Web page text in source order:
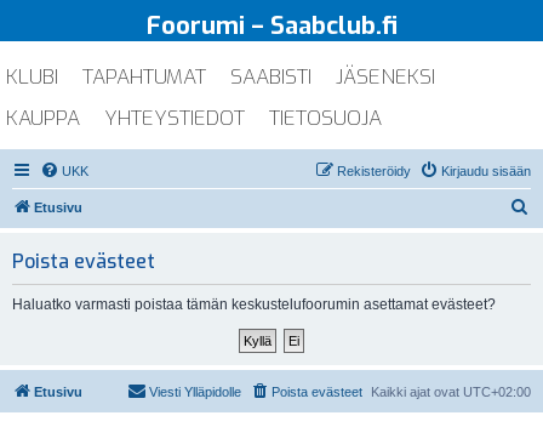
Foorumi – Saabclub.fi
KLUBI TAPAHTUMAT SAABISTI
JÄSENEKSI
KAUPPA
YHTEYSTIEDOT TIETOSUOJA
UKK Kirjaudu sisään
Rekisteröidy
Etusivu
Poista evästeet
Haluatko varmasti poistaa tämän keskustelufoorumin asettamat evästeet?
Etusivu Kaikki ajat ovat UTC+02:00
Poista evästeet
Viesti Ylläpidolle